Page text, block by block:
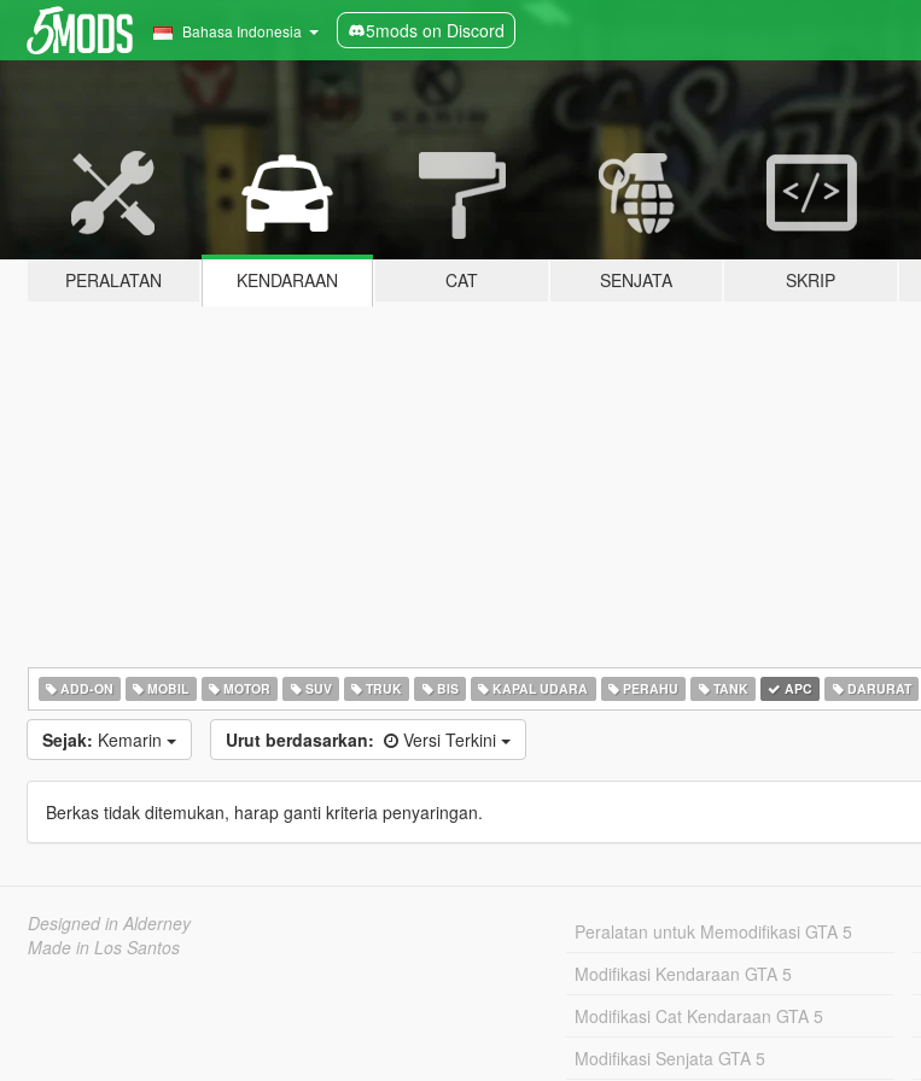
Bahasa Indonesia 5mods on Discord
PERALATAN KENDARAAN CAT SENJATA SKRIP
ADD-ON MOBIL MOTOR SUV TRUK BIS KAPAL UDARA PERAHU TANK APC DARURAT
Sejak: Kemarin Urut berdasarkan: Versi Terkini
Berkas tidak ditemukan, harap ganti kriteria penyaringan.
Designed in Alderney
Made in Los Santos
Peralatan untuk Memodifikasi GTA 5
Modifikasi Kendaraan GTA 5
Modifikasi Cat Kendaraan GTA 5
Modifikasi Senjata GTA 5